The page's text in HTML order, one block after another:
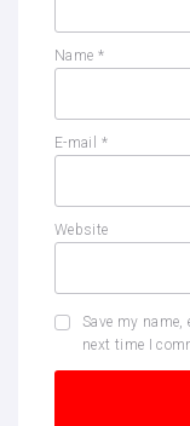
Name *
E-mail *
Website
Save my
next time I